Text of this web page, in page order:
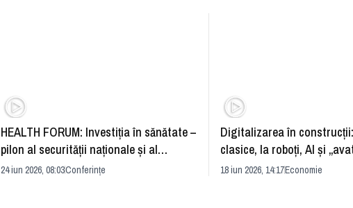
HEALTH FORUM: Investiția în sănătate –
pilon al securității naționale și al
dezvoltării economice
24 iun 2026, 08:03Conferințe
Digitalizarea în
clasice, la roboți, AI și
România și redefinirea
18 iun 2026, 14:17Economie